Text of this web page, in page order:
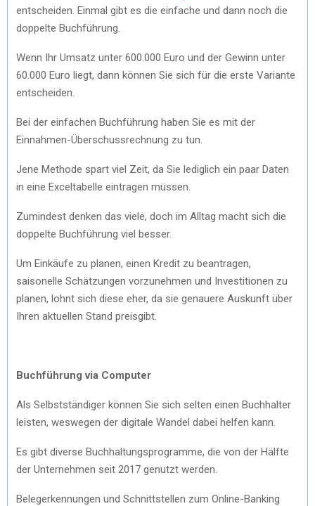
entscheiden. Einmal gibt es die einfache und dann noch die
doppelte Buchführung.
Wenn Ihr Umsatz unter 600.000 Euro und der Gewinn unter
60.000 Euro liegt, dann können Sie sich für die erste Variante
entscheiden.
Bei der einfachen Buchführung haben Sie es mit der
Einnahmen-Überschussrechnung zu tun.
Jene Methode spart viel Zeit, da Sie lediglich ein paar Daten
in eine Exceltabelle eintragen müssen.
Zumindest denken das viele, doch im Alltag macht sich die
doppelte Buchführung viel besser.
Um Einkäufe zu planen, einen Kredit zu beantragen,
saisonelle Schätzungen vorzunehmen und Investitionen zu
planen, lohnt sich diese eher, da sie genauere Auskunft über
Ihren aktuellen Stand preisgibt.
Buchführung via Computer
Als Selbstständiger können Sie sich selten einen Buchhalter
leisten, weswegen der digitale Wandel dabei helfen kann.
Es gibt diverse Buchhaltungsprogramme, die von der Hälfte
der Unternehmen seit 2017 genutzt werden.
Belegerkennungen und Schnittstellen zum Online-Banking